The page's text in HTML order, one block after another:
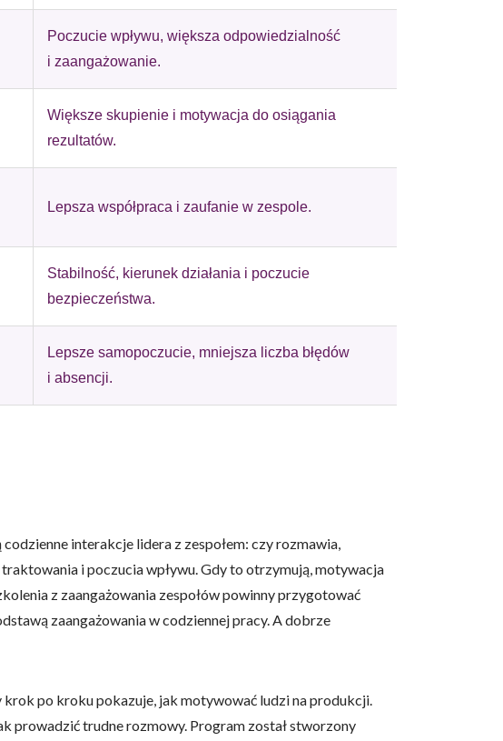
Poczucie wpływu, większa odpowiedzialność
i zaangażowanie.
Większe skupienie i motywacja do osiągania
rezultatów.
Lepsza współpraca i zaufanie w zespole.
Stabilność, kierunek działania i poczucie
bezpieczeństwa.
Lepsze samopoczucie, mniejsza liczba błędów
i absencji.
interakcje lidera z zespołem: czy rozmawia,
i poczucia wpływu. Gdy to otrzymują, motywacja
z zaangażowania zespołów powinny przygotować
zaangażowania w codziennej pracy. A dobrze
po kroku pokazuje, jak motywować ludzi na produkcji.
prowadzić trudne rozmowy. Program został stworzony
internetowych. Celem jest wyświetlanie
bardziej cenne dla wydawców i
poszczególnych ciasteczek.
Akceptuj wszystko